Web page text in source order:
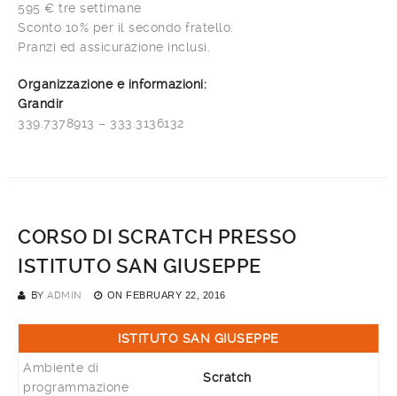
595 € tre settimane
Sconto 10% per il secondo fratello.
Pranzi ed assicurazione inclusi.
Organizzazione e informazioni:
Grandir
339.7378913 – 333.3136132
CORSO DI SCRATCH PRESSO
ISTITUTO SAN GIUSEPPE
BY ADMIN ON FEBRUARY 22, 2016
ISTITUTO SAN GIUSEPPE
Ambiente di
programmazione
Scratch